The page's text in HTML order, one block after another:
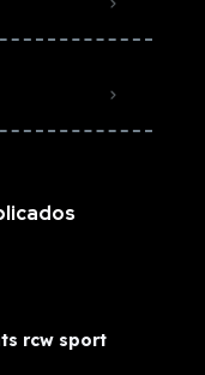
rcw sport